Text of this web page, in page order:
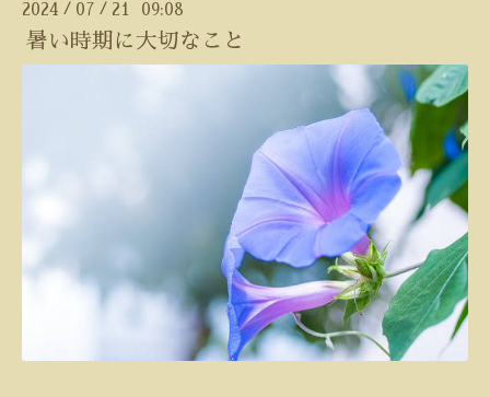
2024 / 07 / 21 09:08
暑い時期に大切なこと